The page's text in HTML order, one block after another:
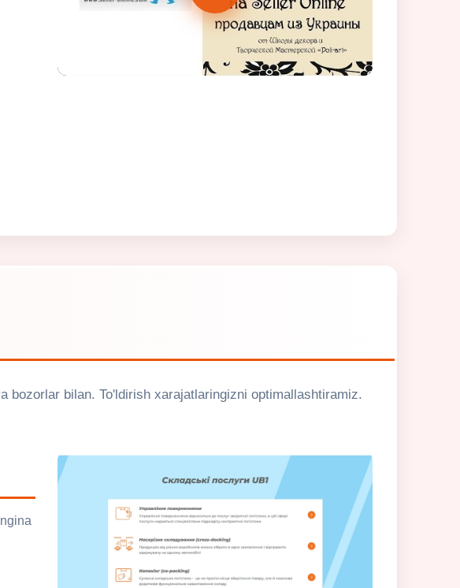
bilan. To'ldirish xarajatlaringizni optimallashtiramiz.